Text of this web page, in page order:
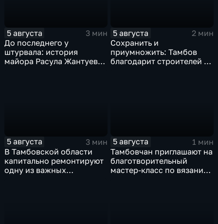
5 августа
3 мин
До последнего у
штурвала: история
майора Расула Жантуева,
5 августа
2 мин
Сохранить и
приумножить: Тамбов
благодарит строителей за
5 августа
3 мин
В Тамбовской области
капитально ремонтируют
одну из важных
5 августа
1 мин
Тамбовчан приглашают на
благотворительный
мастер-класс по вязанию